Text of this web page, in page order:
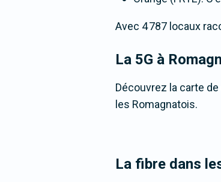
Avec 4 787 locaux
La 5G à
Découvrez la carte
les Romagnatois.
La fibre dans